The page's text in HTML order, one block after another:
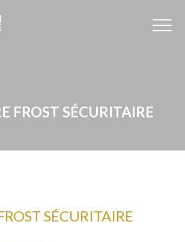
FROST SÉCURITAIRE
SÉCURITAIRE